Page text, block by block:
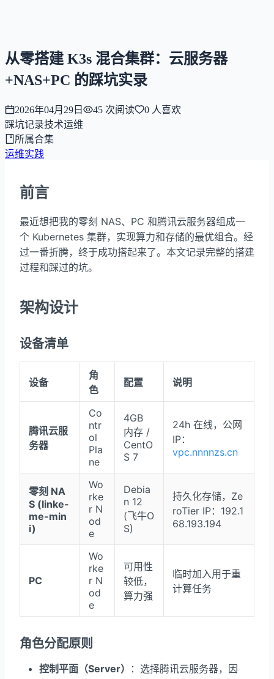
从零搭建 K3s 混合集群：云服务器
+NAS+PC 的踩坑实录
2026年04月29日 45 次阅读 0 人喜欢
踩坑记录技术运维
所属合集
运维实践
前言
最近想把我的零刻 NAS、PC 和腾讯云服务器组成一
个 Kubernetes 集群，实现算力和存储的最优组合。经
过一番折腾，终于成功搭起来了。本文记录完整的搭建
过程和踩过的坑。
架构设计
设备清单
设备
角
色
配置 说明
腾讯云服
务器
Co
ntr
ol
Pla
ne
4GB
内存 /
CentO
S 7
24h 在线，公网
IP：
vpc.nnnnzs.cn
零刻 NA
S (linke-
me-min
i)
Wo
rke
r N
od
e
Debia
n 12
(飞牛O
S)
持久化存储，Ze
roTier IP：192.1
68.193.194
PC
Wo
rke
r N
od
e
可用性
较低，
算力强
临时加入用于重
计算任务
角色分配原则
控制平面（Server）
：选择腾讯云服务器，因